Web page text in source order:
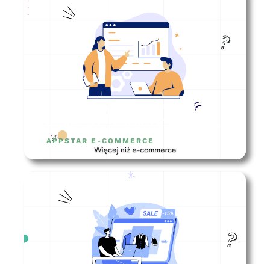
Jak stworzyć biznesplan i zacząć
APPSTAR E-COMMERCE